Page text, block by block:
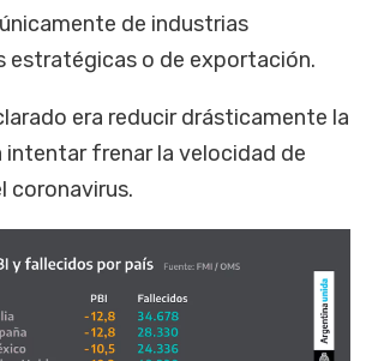
de industrias
estratégicas o de exportación.
era reducir drásticamente la
intentar frenar la velocidad de
coronavirus.